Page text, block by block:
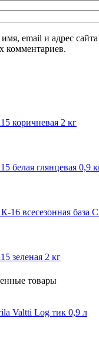
email и адрес сайта
комментариев.
коричневая 2 кг
белая глянцевая 0,9
16 всесезонная база
зеленая 2 кг
товары
Valtti Log тик 0,9 л